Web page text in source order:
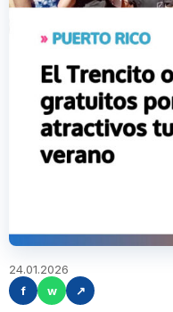
24.01.2026
f
w ↗